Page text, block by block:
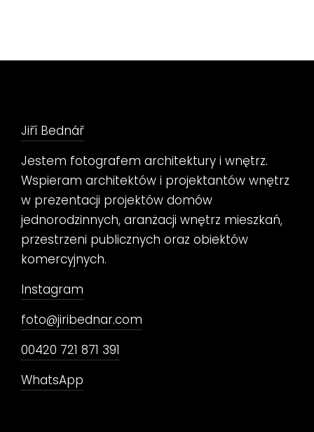
Jiří Bednář
Jestem fotografem architektury i wnętrz.
Wspieram architektów i projektantów wnętrz
w prezentacji projektów domów
jednorodzinnych, aranżacji wnętrz mieszkań,
przestrzeni publicznych oraz obiektów
komercyjnych.
Instagram
foto@jiribednar.com
00420 721 871 391
WhatsApp